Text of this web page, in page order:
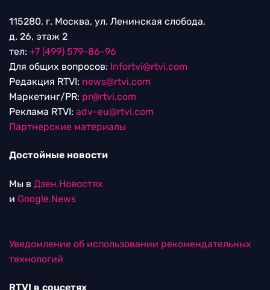
115280, г. Москва, ул. Ленинская слобода,
д. 26, этаж 2
тел: +7 (499) 579-86-96
Для общих вопросов: Infortvi@rtvi.com
Редакция RTVI: news@rtvi.com
Маркетинг/PR: pr@rtvi.com
Реклама RTVI: adv-eu@rtvi.com
Партнерские материалы
Достойные новости
Мы в Дзен.Новостях
и Google.News
Уведомление об использовании рекомендательных
технологий
RTVI в соцсетях